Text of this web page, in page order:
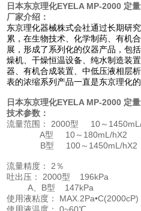
日本东京理化EYELA MP-2000 定
厂家介绍：
东京理化器械株式会社通过长期研
累，在生物技术、化学制药、有机
展，形成了系列化的仪器产品，包
燥机、干燥恒温设备、纯水制造装
器、有机合成装置、中低压液相层
表的浓缩系列产品一直是东京理化的
日本东京理化EYELA MP-2000 定
技术参数：
流量范围： 2000型 10～
A型 10～180mL/hX2
B型 100～1450mL/hX2
流量精度： 2％
吐出压： 2000型 196kPa
A、B型 147kPa
使用液粘度： MAX.2Pa•C(2000cP)
使用液温度： 0~60℃